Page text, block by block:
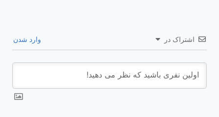
اشتراک در وارد شدن